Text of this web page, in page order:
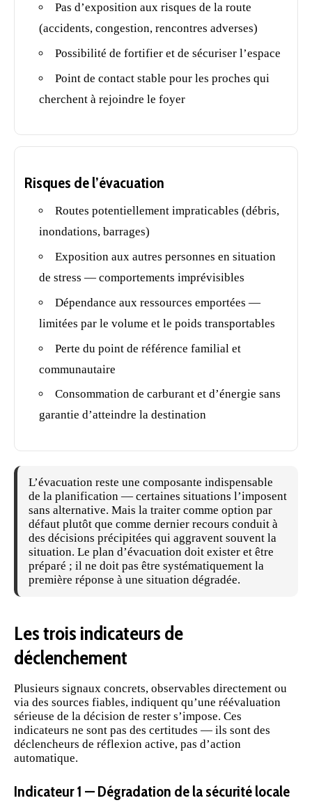
Pas d’exposition aux risques de la route
(accidents, congestion, rencontres adverses)
Possibilité de fortifier et de sécuriser l’espace
Point de contact stable pour les proches qui
cherchent à rejoindre le foyer
Risques de l’évacuation
Routes potentiellement impraticables (débris,
inondations, barrages)
Exposition aux autres personnes en situation
de stress — comportements imprévisibles
Dépendance aux ressources emportées —
limitées par le volume et lepoids transportables
Perte du point de référence familial et
communautaire
Consommation de carburant et d’énergie sans
garantie d’atteindre la destination
L’évacuation reste une composante indispensable
de la planification — certaines situations l’imposent
sans alternative. Mais la traiter comme option par
défaut plutôt que comme dernier recours conduit à
des décisions précipitées qui aggravent souvent la
situation. Le plan d’évacuation doit exister et être
préparé ; il ne doit pas être systématiquement la
première réponse à une situation dégradée.
Les trois indicateurs de
déclenchement
Plusieurs signaux concrets, observables directement ou
via des sources fiables, indiquent qu’une réévaluation
sérieuse de la décision de rester s’impose. Ces
indicateurs ne sont pas des certitudes — ils sont des
déclencheurs de réflexion active, pas d’action
automatique.
Indicateur 1 — Dégradation de la sécurité locale